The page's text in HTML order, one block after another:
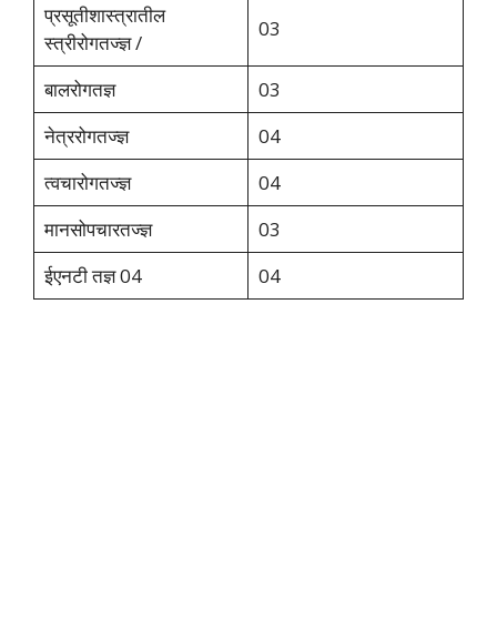
प्रसूतीशास्त्रातील
स्त्रीरोगतज्ज्ञ /
03
बालरोगतज्ञ
03
नेत्ररोगतज्ज्ञ
04
त्वचारोगतज्ज्ञ
04
मानसोपचारतज्ज्ञ
03
ईएनटी तज्ञ 04
04